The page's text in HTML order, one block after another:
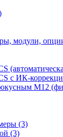
модули,
с ИК-
М12
(3)
(3)